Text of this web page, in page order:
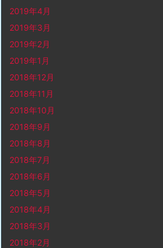
2019年4月
2019年3月
2019年2月
2019年1月
2018年12月
2018年11月
2018年10月
2018年9月
2018年8月
2018年7月
2018年6月
2018年5月
2018年4月
2018年3月
2018年2月